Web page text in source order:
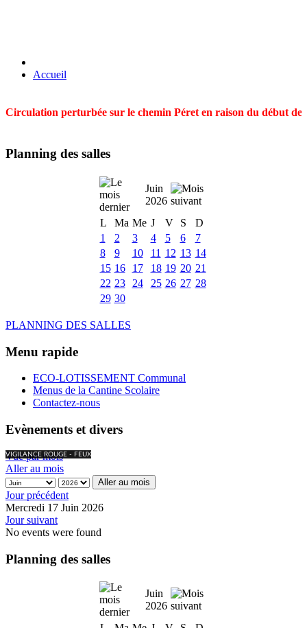
Accueil
Circulation perturbée sur le chemin Péret en raison du début
Planning des salles
Juin
2026
L
Ma Me J V S
D
1
2 3 4 5 6
7
8
9 10 11 12 13 14
15 16 17 18 19 20 21
22 23 24 25 26 27 28
29 30
PLANNING DES SALLES
Menu rapide
ECO-LOTISSEMENT Communal
Menus de la Cantine Scolaire
Contactez-nous
Evènements et divers
VIGILANCE ROUGE - FEUX
Vue par mois
Aller au mois
Aller au mois
Jour précédent
Mercredi 17 Juin 2026
Jour suivant
No events were found
Planning des salles
Juin
2026